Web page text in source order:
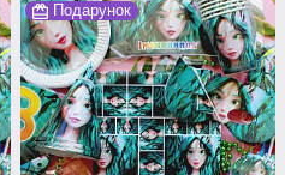
Подарунок